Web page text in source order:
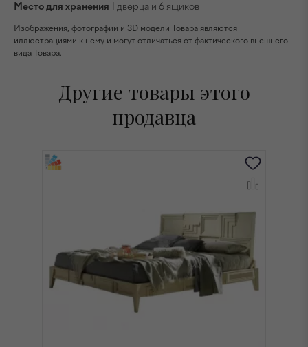
Место для хранения 1 дверца и 6 ящиков
Изображения, фотографии и 3D модели Товара являются
иллюстрациями к нему и могут отличаться от фактического внешнего
вида Товара.
Другие товары этого
продавца